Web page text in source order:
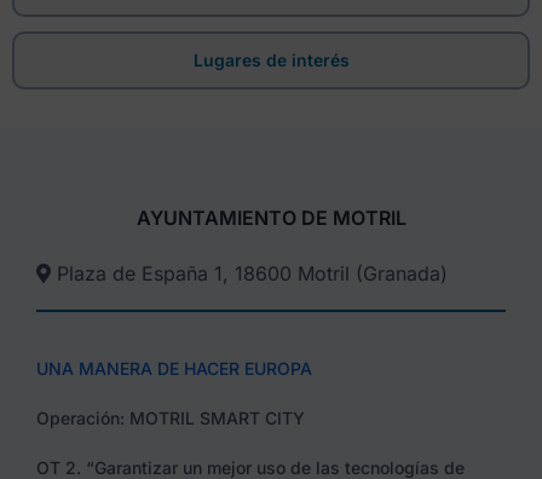
Lugares de interés
AYUNTAMIENTO DE MOTRIL
Plaza de España 1, 18600 Motril (Granada)​
UNA MANERA DE HACER EUROPA
Operación: MOTRIL SMART CITY
OT 2. “Garantizar un mejor uso de las tecnologías de